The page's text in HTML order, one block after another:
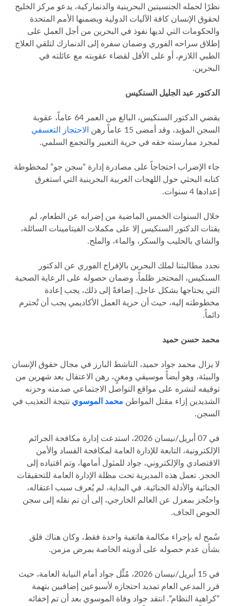
نظرًا لحمله الجنسيتين البحرينية والدنماركية، يدعو مركز الخليج
لحقوق الإنسان كافة الآليات الدولية وبضمنها الأمم المتحدة
والحكومات التي لديها نفوذ في البحرين من أجل العمل على
إطلاق سراحه الفوري وضمان سفره إلى الدنمارك لتلقي العلاج
الطبي اللازم، أو على الأقل لقضاء عقوبته مع عائلته في
البحرين.
الدكتور عبد الجليل السنكيس
يقضي الدكتور السنكيس، البالغ من العمر 64 عاماً، عقوبة
السجن المؤبد، وقد أمضى 15 عاماً رهن
الاحتجاز التعسفي
لمجرد ممارسته حقه في حرية التعبير والتجمع السلمي.
جاء الإضراب احتجاجاً على مصادرة إدارة “سجن جو” لمخطوطة
كتابه البحثي حول اللهجات العربية البحرينية التي استغرق
إعدادها 4 سنوات.
خلال السنوات الخمس الماضية من إضرابه عن الطعام، لم
يقتات الدكتور السنكيس إلا على مكملات الفيتامينات السائلة،
والشاي بالحليب والسكر، والماء، والملح.
نجدد مطالبتنا لملك البحرين بالإفراج الفوري عن الدكتور
السنكيس، المحتجز ظلماً، وضمان حصوله على الرعاية الصحية
التي يحتاجها بشكل عاجل. إضافةً إلى ذلك، يجب إعادة
مخطوطته إليه، حيث أن حرية العمل الأكاديمي يجب أن تُحترم
دائماً.
محمد حسن حميد
لا يزال محمد جواد حميد، الناشط البارز في مجال حقوق الإنسان
والبيئة، وهو أيضاً موسيقي ومغنٍ، رهن الاعتقال بعد شهرين من
توقيفه لنشره على مواقع التواصل الاجتماعي صدمته وحزنه
الشديدين إزاء مقتل المواطن محمد الموسوي نتيجة التعذيب في
السجن.
في 07 أبريل/نيسان 2026، استدعت إدارة مكافحة الجرائم
الإلكترونية، التابعة للإدارة العامة لمكافحة الفساد والأمن
الاقتصادي والإلكتروني، جواد للمثول أمامها، وتم اقتياده إلى
الحجز. تعمل هذه المديرية تحت مظلة الإدارة العامة للتحقيقات
الجنائية والأدلة الجنائية. في البداية، لم يُعرف سبب اعتقاله،
واحتُجز بمعزل عن العالم الخارجي، إلى أن تم نقله إلى سجن
الحوض الجاف.
سُمح له بإجراء مكالمة هاتفية واحدة فقط، وكان هناك قلق
بشأن عدم حصوله على أدويته الخاصة بمرض مزمن.
في 15 أبريل/نيسان 2026، مُثِّل جواد أمام النيابة العامة، حيث
قرر المدعي العام تمديد احتجازه لأسبوعين إضافيين بتهمة
“كراهية النظام”. انتقد جواد وفاة الموسوي بعد أن تم إخفائه